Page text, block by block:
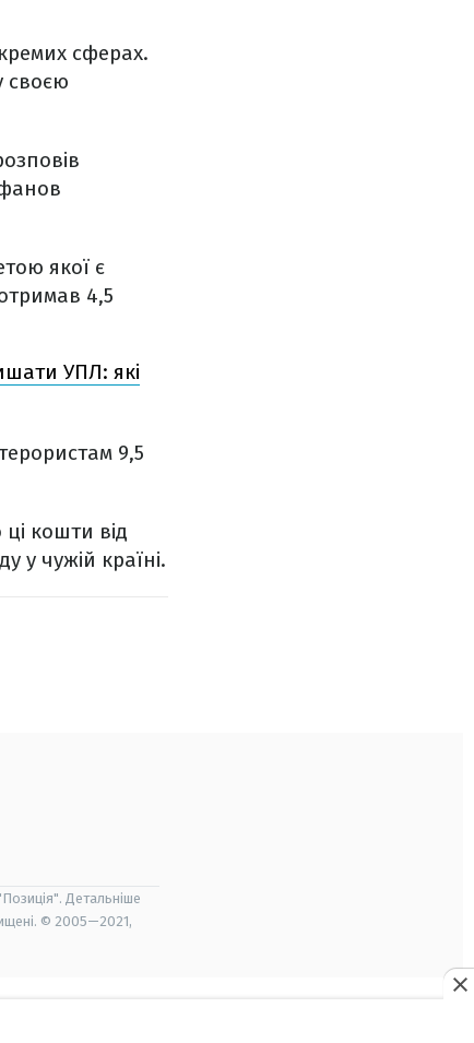
сферах.
своєю
якої є
4,5
УПЛ: які
9,5
кошти від
у чужій країні.
Детальніше
© 2005—2021,